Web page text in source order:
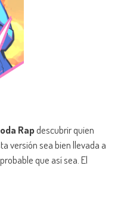
Rapdescubrir quien
versión sea bien llevada a
que así sea. El